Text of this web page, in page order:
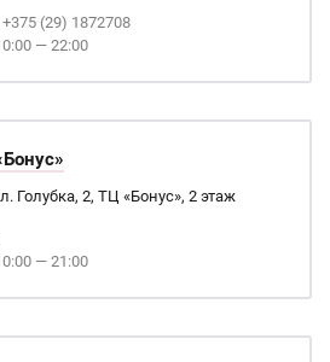
(29) 1872708
— 22:00
Голубка, 2, ТЦ «Бонус», 2 этаж
— 21:00